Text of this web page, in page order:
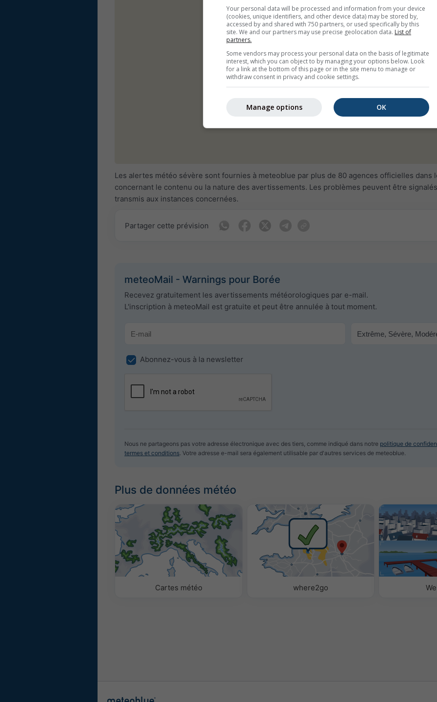
Les alertes météo sévère sont fournies à meteoblue par plus de 80 agences officielles
concernant le contenu ou la nature des avertissements. Les problèmes peuvent être
transmis aux instances concernées.
Partager cette prévision
meteoMail - Warnings pour Borée
Recevez gratuitement les avertissements météorologiques par e-mail.
L'inscription à meteoMail est gratuite et peut être annulée à tout moment.
Abonnez-vous à la newsletter
Nous ne partageons pas votre adresse électronique avec des tiers, comme indiqué dans notre politique de
termes et conditions . Votre adresse e-mail sera également utilisable par d'autres services de meteoblue.
Plus de données météo
Cartes météo where2go
Your personal data will be processed and information from your device
(cookies, unique identifiers, and other device data) may be stored by,
accessed by and shared with 750 partners, or used specifically by this
site. We and our partners may use precise geolocation data. List of
partners.
Some vendors may process your personal data on the basis of legitimate
interest, which you can object to by managing your options below. Look
for a link at the bottom of this page or in the site menu to manage or
withdraw consent in privacy and cookie settings.
OK
Manage options